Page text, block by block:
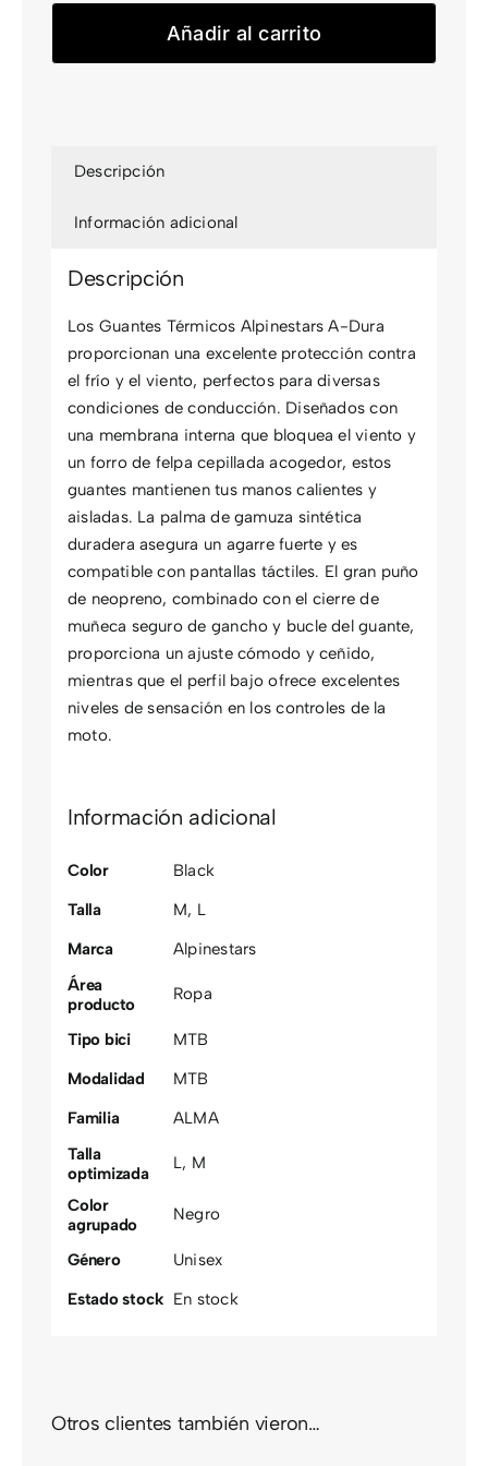
A-
Añadir al carrito
Descripción
Información adicional
Descripción
Los Guantes Térmicos Alpinestars A-Dura
proporcionan una excelente protección contra
el frío y el viento, perfectos para diversas
condiciones de conducción. Diseñados con
una membrana interna que bloquea el viento y
un forro de felpa cepillada acogedor, estos
guantes mantienen tus manos calientes y
aisladas. La palma de gamuza sintética
duradera asegura un agarre fuerte y es
compatible con pantallas táctiles. El gran puño
de neopreno, combinado con el cierre de
muñeca seguro de gancho y bucle del guante,
proporciona un ajuste cómodo y ceñido,
mientras que el perfil bajo ofrece excelentes
niveles de sensación en los controles de la
moto.
Información adicional
Color
Black
Talla
M, L
Marca
Alpinestars
Área
producto
Ropa
Tipo bici
MTB
Modalidad
MTB
Familia
ALMA
Talla
optimizada
L, M
Color
agrupado
Negro
Género
Unisex
Estado stock En stock
Otros clientes también vieron…